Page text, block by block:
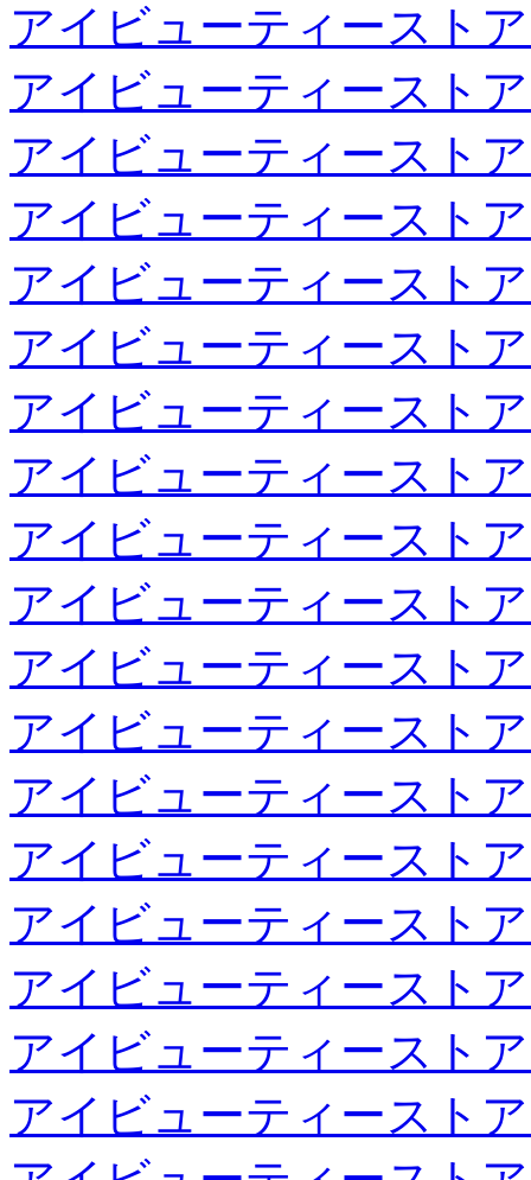
アイビューティースト
アイビューティースト
アイビューティースト
アイビューティースト
アイビューティースト
アイビューティースト
アイビューティースト
アイビューティースト
アイビューティースト
アイビューティースト
アイビューティースト
アイビューティースト
アイビューティースト
アイビューティースト
アイビューティースト
アイビューティースト
アイビューティースト
アイビューティースト